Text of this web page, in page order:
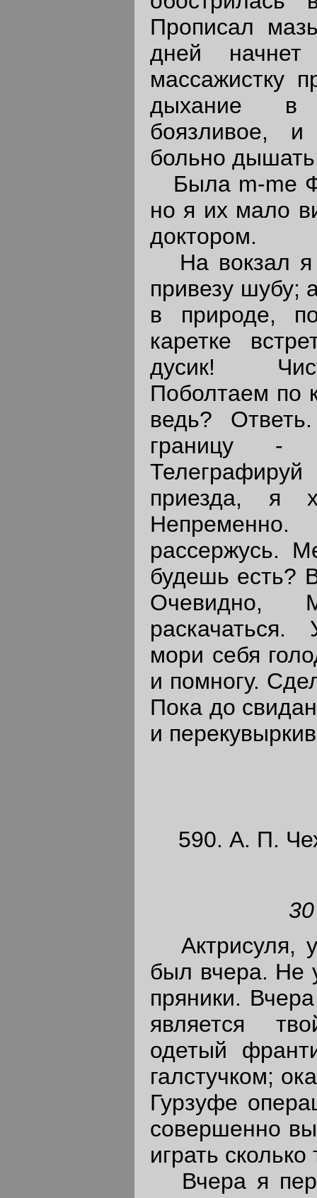
Прописал
дней
массажистку
дыхание в
боязливое,
больно
Была m-me
но я их мало
доктором.
На вокзал я
привезу шубу;
в природе,
каретке
дусик!
Поболтаем по
ведь?
границу -
приезда, я
рассержусь.
будешь есть?
Очевидно,
мори себя
и помногу.
Пока до
и
590. А. П.
Актрисуля,
был вчера. Не
пряники.
является
одетый
галстучком;
Гурзуфе
совершенно
играть
Вчера я